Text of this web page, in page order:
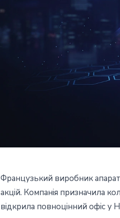
Ledger
Французький виробник
акцій. Компанія призначила
відкрила повноцінний офіс